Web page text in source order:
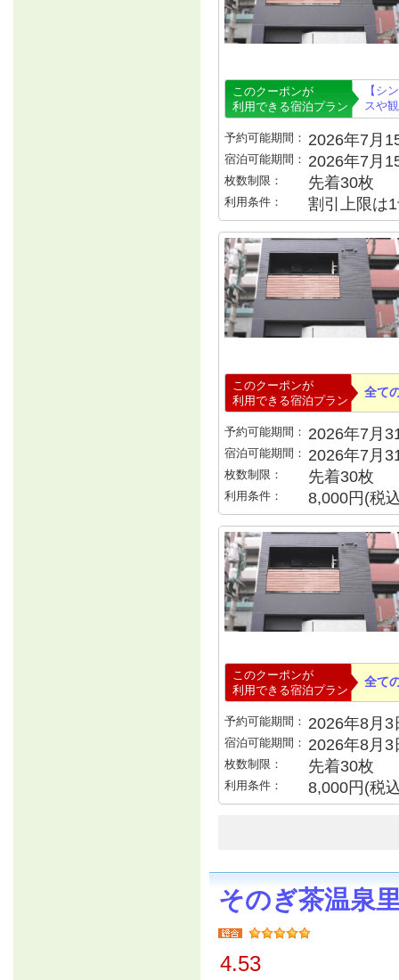
このクーポンが
利用できる宿泊プラン
【シ
スや
予約可能期間： 2026年7月
宿泊可能期間： 2026年7月
枚数制限： 先着30枚
利用条件： 割引上限は
このクーポンが
利用できる宿泊プラン
全て
予約可能期間： 2026年7月
宿泊可能期間： 2026年7月
枚数制限： 先着30枚
利用条件： 8,000円(税
このクーポンが
利用できる宿泊プラン
全て
予約可能期間： 2026年8月
宿泊可能期間： 2026年8月
枚数制限： 先着30枚
利用条件： 8,000円(税
そのぎ茶温泉
4.53